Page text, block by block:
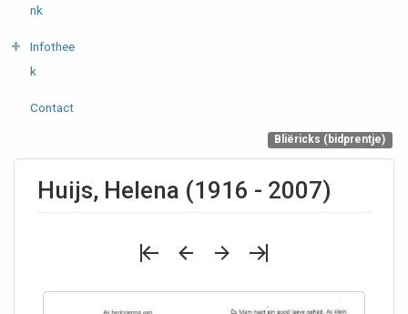
nk
Infothee
k
Contact
Bliëricks (bidprentje)
Huijs, Helena (1916 - 2007)